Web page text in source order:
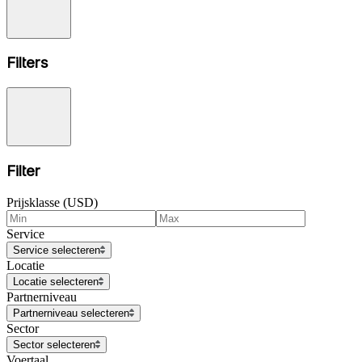
Filters
Filter
Prijsklasse (USD)
Service
Service selecteren
Locatie
Locatie selecteren
Partnerniveau
Partnerniveau selecteren
Sector
Sector selecteren